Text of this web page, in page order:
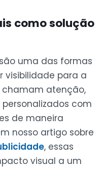
como solução
uma das formas
visibilidade para a
chamam atenção,
com
de maneira
nosso artigo sobre
, essas
visual a um